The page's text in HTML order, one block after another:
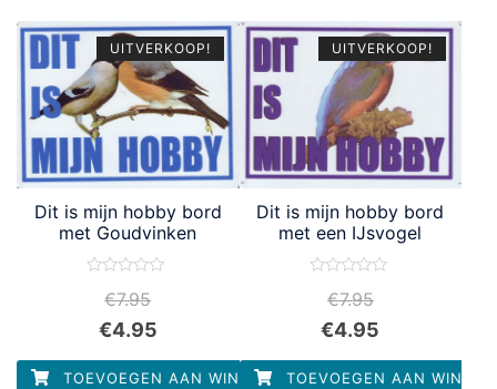
UITVERKOOP!
Dit is mijn hobby bord
met Goudvinken
€7.95
€4.95
TOEVOEGEN AAN WINKELWAGEN
UITVERKOOP!
Dit is mijn hobby bord
met een IJsvogel
€7.95
€4.95
TOEVOEGEN AAN